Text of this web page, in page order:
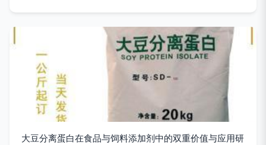
大豆分离蛋白在食品与饲料添加剂中的双重价值与应用研